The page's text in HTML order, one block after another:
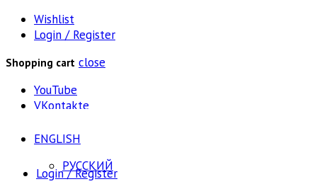
Wishlist
Login / Register
Shopping cart close
YouTube
VKontakte
ENGLISH
РУССКИЙ
Login / Register